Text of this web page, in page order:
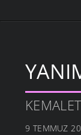
9 TEMMUZ